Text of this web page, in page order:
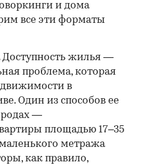
и дома
все эти форматы
Доступность жилья —
проблема, которая
в
Один из способов ее
—
площадью 17–35
метража
как правило,